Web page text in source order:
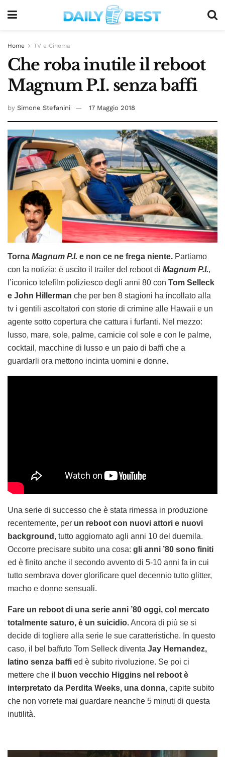
Home TV e Cinema
Che roba inutile il reboot
Magnum P.I. senza baffi
by Simone Stefanini 17 Maggio 2018
Torna Magnum P.I. e non ce ne frega niente. Partiamo
con la notizia: è uscito il trailer del reboot di Magnum P.I.,
l’iconico telefilm poliziesco degli anni 80 con Tom Selleck
e John Hillerman che per ben 8 stagioni ha incollato alla
tv i gentili ascoltatori con storie di crimine alle Hawaii e un
agente sotto copertura che cattura i furfanti. Nel mezzo:
lusso, mare, sole, palme, camicie col sole e con le palme,
cocktail, macchine di lusso e un paio di baffi che a
guardarli ora mettono incinta uomini e donne.
Una serie di successo che è stata rimessa in produzione
recentemente, per un reboot con nuovi attori e nuovi
background , tutto aggiornato agli anni 10 del duemila.
Occorre precisare subito una cosa: gli anni ’80 sono finiti
ed è finito anche il secondo avvento di 5-10 anni fa in cui
tutto sembrava dover glorificare quel decennio tutto glitter,
macho e donne sensuali.
Fare un reboot di una serie anni ’80 oggi, col mercato
totalmente saturo, è un suicidio.Ancora di più se si
decide di togliere alla serie le sue caratteristiche. In questo
caso, il bel baffuto Tom Selleck diventa Jay Hernandez,
latino senza baffi ed è subito rivoluzione. Se poi ci
mettere che il buon vecchio Higgins nel reboot è
interpretato da Perdita Weeks, una donna, capite subito
che non vorrete mai guardare neanche 5 minuti di questa
inutilità.